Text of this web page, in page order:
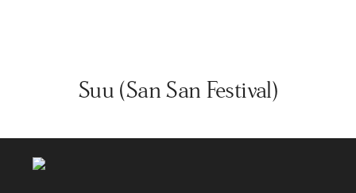
Suu (San San Festival)